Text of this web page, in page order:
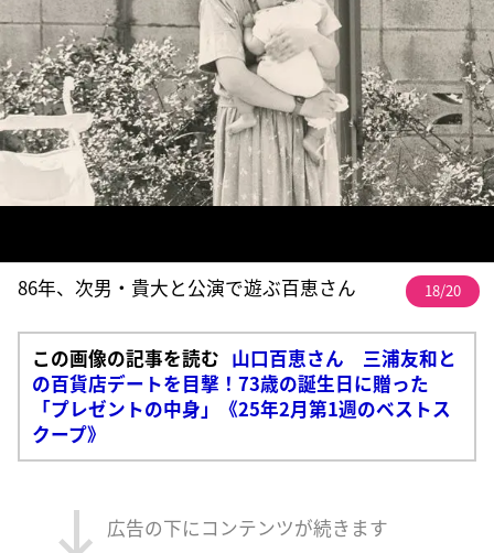
86年、次男・貴大と公演で遊ぶ百恵さん 18/20
この画像の記事を読む 山口百恵さん 三浦友和と
の百貨店デートを目撃！73歳の誕生日に贈った
「プレゼントの中身」《25年2月第1週のベストス
クープ》
広告の下にコンテンツが続きます